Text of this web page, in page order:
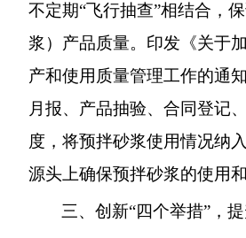
不定期“飞行抽查”相结合，
浆）产品质量。印发《关于
产和使用质量管理工作的通
月报、产品抽验、合同登记
度，将预拌砂浆使用情况纳
源头上确保预拌砂浆的使用和
三、创新“四个举措”，